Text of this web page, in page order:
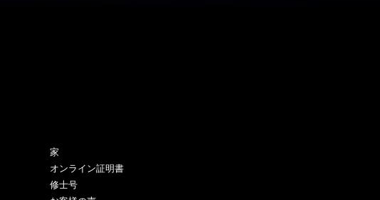
家
オンライン証明書
修士号